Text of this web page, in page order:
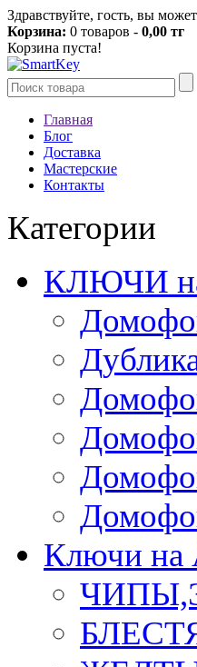
Здравствуйте, гость, вы
Корзина: 0 товаров - 0,00 тг
Корзина пуста!
Главная
Блог
Доставка
Мастерские
Контакты
Категории
КЛЮЧИ
Ключи